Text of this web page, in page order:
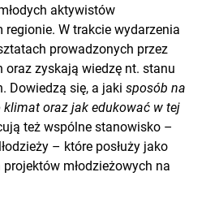
aktywistów
W trakcie wydarzenia
prowadzonych przez
zyskają wiedzę nt. stanu
Dowiedzą się, a jaki sposób na
oraz jak edukować w tej
też wspólne stanowisko –
– które posłuży jako
młodzieżowych na